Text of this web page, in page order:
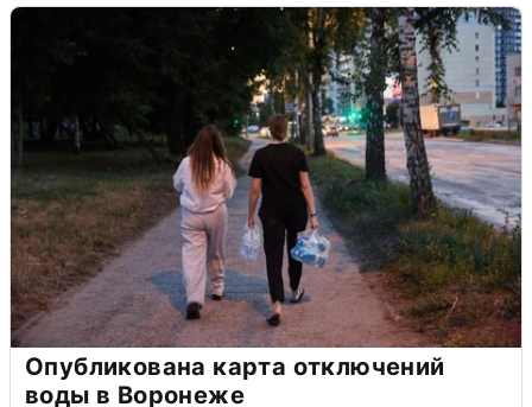
Опубликована карта отключений
воды в Воронеже